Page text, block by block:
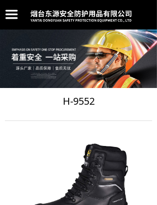
끀
网站首页
公司简介
产品中心
新闻中心
联系我们
H-9552